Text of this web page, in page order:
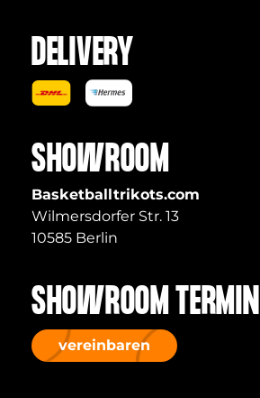
DELIVERY
SHOWROOM
Basketballtrikots.com
Wilmersdorfer Str. 13
10585 Berlin
SHOWROOM TERMIN
vereinbaren